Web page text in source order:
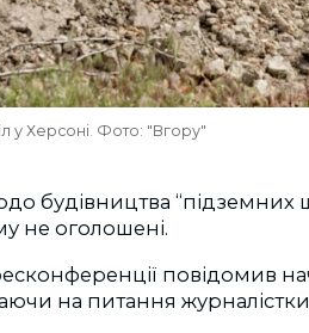
у Херсоні. Фото: "Вгору"
будівництва “підземних
не оголошені.
повідомив
на питання